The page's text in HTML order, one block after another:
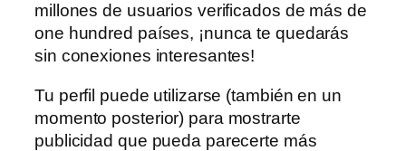
millones de usuarios verificados de más de
one hundred países, ¡nunca te quedarás
sin conexiones interesantes!
Tu perfil puede utilizarse (también en un
momento posterior) para mostrarte
publicidad que pueda parecerte más